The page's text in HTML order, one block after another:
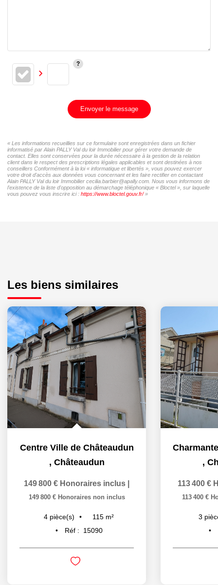
Envoyer le message
« Les informations recueillies sur ce formulaire sont enregistrées dans un fichier
informatisé par Alain PALLY Val du loir Immobilier pour gérer votre demande de
contact. Elles sont conservées pour la durée nécessaire à la gestion de la relation
client dans le respect des prescriptions légales applicables et sont destinées à nos
conseillers Conformément à la loi « informatique et libertés », vous pouvez exercer
votre droit d'accès aux données vous concernant et les faire rectifier en contactant
Alain PALLY Val du loir Immobilier cecilia.barbier@apally.com. Nous vous informons de
l'existence de la liste d'opposition au démarchage téléphonique « Bloctel », sur laquelle
vous pouvez vous inscrire ici : https://www.bloctel.gouv.fr/»
Les biens similaires
Centre Ville de Châteaudun
, Châteaudun
149 800 € Honoraires inclus
149 800 € Honoraires non inclus
4 pièce(s) 115 m²
Réf :
15090
,
113 400 €
113 400 €
3